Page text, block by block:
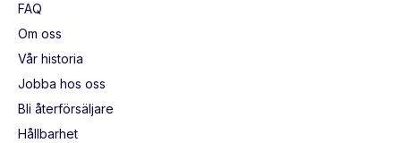
FAQ
Om oss
Vår historia
Jobba hos oss
Bli återförsäljare
Hållbarhet